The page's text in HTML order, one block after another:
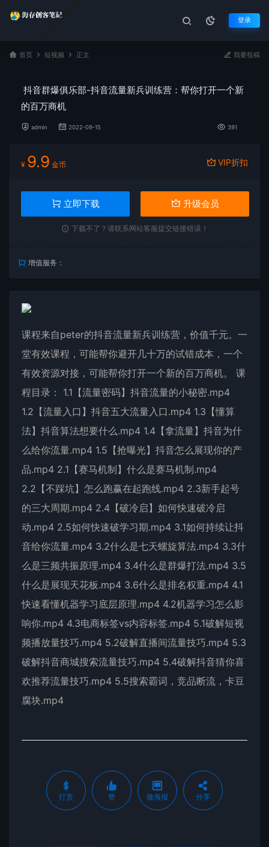
登录
首页 短视频 正文 我要投稿
抖音群爆俱乐部-抖音流量新兵训练营：帮你打开一个新
的百万商机
admin 2022-09-15 391
¥ 9.9 金币 VIP折扣
立即下载 升级会员
下载不了？请联系网站客服提交链接错误！
增值服务：
课程来自peter的抖音流量新兵训练营，价值千元。一
堂有效课程，可能帮你避开几十万的试错成本，一个
有效资源对接，可能帮你打开一个新的百万商机。 课
程目录： 1.1【流量密码】抖音流量的小秘密.mp4
1.2【流量入口】抖音五大流量入口.mp4 1.3【懂算
法】抖音算法想要什么.mp4 1.4【拿流量】抖音为什
么给你流量.mp4 1.5【抢曝光】抖音怎么展现你的产
品.mp4 2.1【赛马机制】什么是赛马机制.mp4
2.2【不踩坑】怎么跑赢在起跑线.mp4 2.3新手起号
的三大周期.mp4 2.4【破冷启】如何快速破冷启
动.mp4 2.5如何快速破学习期.mp4 3.1如何持续让抖
音给你流量.mp4 3.2什么是七天螺旋算法.mp4 3.3什
么是三频共振原理.mp4 3.4什么是群爆打法.mp4 3.5
什么是展现天花板.mp4 3.6什么是排名权重.mp4 4.1
快速看懂机器学习底层原理.mp4 4.2机器学习怎么影
响你.mp4 4.3电商标签vs内容标签.mp4 5.1破解短视
频播放量技巧.mp4 5.2破解直播间流量技巧.mp4 5.3
破解抖音商城搜索流量技巧.mp4 5.4破解抖音猜你喜
欢推荐流量技巧.mp4 5.5搜索霸词，竞品断流，卡豆
腐块.mp4
打赏 赞 微海报 分享